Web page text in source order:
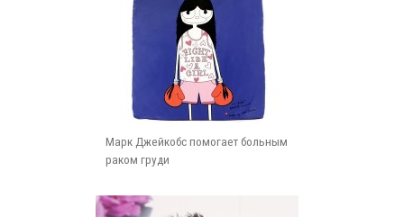
Марк Джейкобс помогает больным
раком груди